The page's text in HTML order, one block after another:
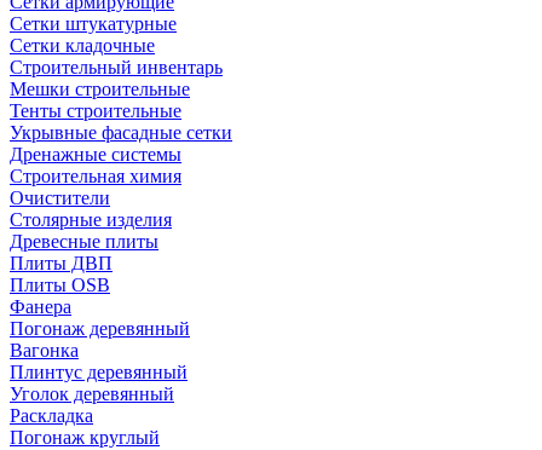
Сетки штукатурные
Сетки кладочные
Строительный инвентарь
Мешки строительные
Тенты строительные
Укрывные фасадные сетки
Дренажные системы
Строительная химия
Очистители
Столярные изделия
Древесные плиты
Плиты ДВП
Плиты OSB
Фанера
Погонаж деревянный
Вагонка
Плинтус деревянный
Уголок деревянный
Раскладка
Погонаж круглый